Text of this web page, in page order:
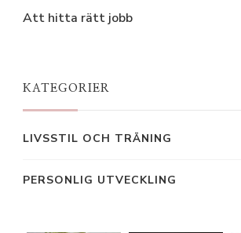
Att hitta rätt jobb
KATEGORIER
LIVSSTIL OCH TRÄNING
PERSONLIG UTVECKLING